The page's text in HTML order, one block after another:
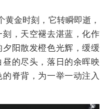
金时刻，它转瞬即逝，
，天空褪去湛蓝，化作
阳散发橙色光辉，缓缓
的尽头，落日的余晖映
脊背，为一举一动注入